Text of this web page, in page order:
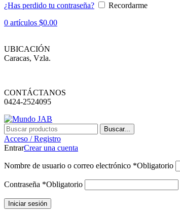
¿Has perdido tu contraseña?
Recordarme
0 artículos $0.00
UBICACIÓN
Caracas, Vzla.
CONTÁCTANOS
0424-2524095
Buscar...
Acceso / Registro
EntrarCrear una cuenta
Nombre de usuario o correo electrónico *Obligatorio
Contraseña *Obligatorio
Iniciar sesión